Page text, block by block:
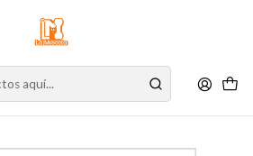
es independiente de la tienda física.
sus productos y espere nuestra
Gatos
Gato Adulto
Cat Adulto